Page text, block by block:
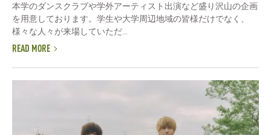
本学のダンスクラブや学外アーティスト出演など盛り沢山の企画
を用意しております。学生や大学周辺地域の皆様だけでなく、
様々な人々が来場していただ...
READ MORE